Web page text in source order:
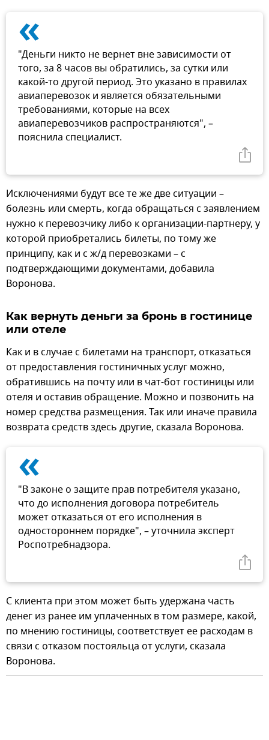
«
"Деньги никто не вернет вне зависимости от
того, за 8 часов вы обратились, за сутки или
какой-то другой период. Это указано в правилах
авиаперевозок и является обязательными
требованиями, которые на всех
авиаперевозчиков распространяются", –
пояснила специалист.
Исключениями будут все те же две ситуации –
болезнь или смерть, когда обращаться с заявлением
нужно к перевозчику либо к организации-партнеру, у
которой приобретались билеты, по тому же
принципу, как и с ж/д перевозками – с
подтверждающими документами, добавила
Воронова.
Как вернуть деньги за бронь в гостинице
или отеле
Как и в случае с билетами на транспорт, отказаться
от предоставления гостиничных услуг можно,
обратившись на почту или в чат-бот гостиницы или
отеля и оставив обращение. Можно и позвонить на
номер средства размещения. Так или иначе правила
возврата средств здесь другие, сказала Воронова.
«
"В законе о защите прав потребителя указано,
что до исполнения договора потребитель
может отказаться от его исполнения в
одностороннем порядке", – уточнила эксперт
Роспотребнадзора.
С клиента при этом может быть удержана часть
денег из ранее им уплаченных в том размере, какой,
по мнению гостиницы, соответствует ее расходам в
связи с отказом постояльца от услуги, сказала
Воронова.